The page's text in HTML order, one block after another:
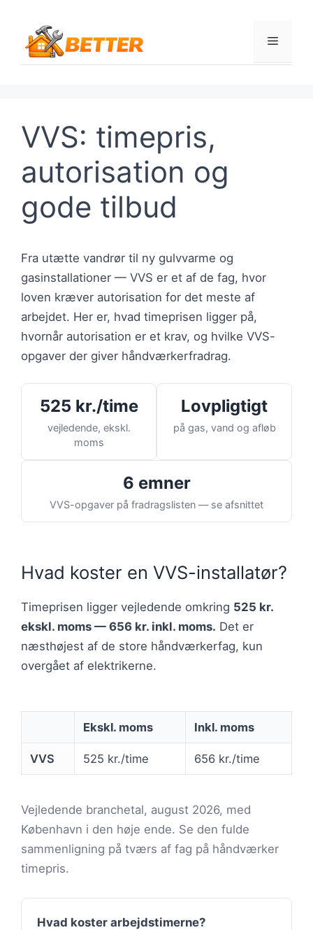
indhold
Menu
VVS: timepris,
autorisation og
gode tilbud
Fra utætte vandrør til ny gulvvarme og
gasinstallationer — VVS er et af de fag, hvor
loven kræver autorisation for det meste af
arbejdet. Her er, hvad timeprisen ligger på,
hvornår autorisation er et krav, og hvilke VVS-
opgaver der giver håndværkerfradrag.
525 kr./time
vejledende, ekskl.
moms
Lovpligtigt
på gas, vand og afløb
6 emner
VVS-opgaver på fradragslisten — se afsnittet
Hvad koster en VVS-installatør?
Timeprisen ligger vejledende omkring 525 kr.
ekskl. moms — 656 kr. inkl. moms. Det er
næsthøjest af de store håndværkerfag, kun
overgået af elektrikerne.
Ekskl. moms Inkl. moms
VVS 525 kr./time 656 kr./time
Vejledende branchetal, august 2026, med
København i den høje ende. Se den fulde
sammenligning på tværs af fag på håndværker
timepris.
Hvad koster arbejdstimerne?